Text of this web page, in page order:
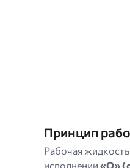
Принцип
Рабочая
исполнении «O»